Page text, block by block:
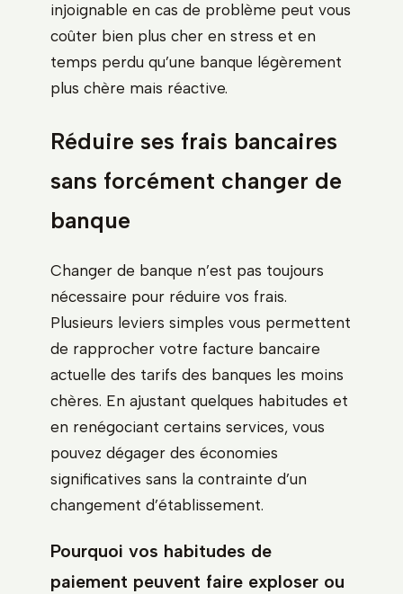
injoignable en cas de problème peut vous
coûter bien plus cher en stress et en
temps perdu qu’une banque légèrement
plus chère mais réactive.
Réduire ses frais bancaires
sans forcément changer de
banque
Changer de banque n’est pas toujours
nécessaire pour réduire vos frais.
Plusieurs leviers simples vous permettent
de rapprocher votre facture bancaire
actuelle des tarifs des banques les moins
chères. En ajustant quelques habitudes et
en renégociant certains services, vous
pouvez dégager des économies
significatives sans la contrainte d’un
changement d’établissement.
Pourquoi vos habitudes de
paiement peuvent faire exploser ou